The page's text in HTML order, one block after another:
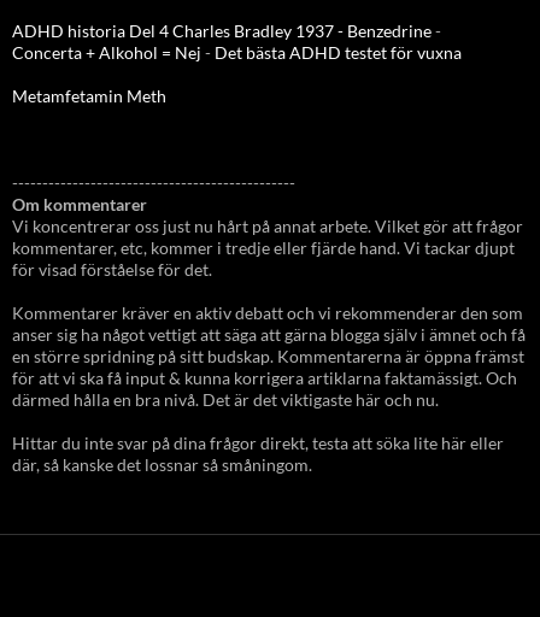
ADHD historia Del 4 Charles Bradley 1937 - Benzedrine-
Concerta + Alkohol = Nej - Det bästa ADHD testet för vuxna
Metamfetamin Meth
-----------------------------------------------
Om kommentarer
Vi koncentrerar oss just nu hårt på annat arbete. Vilket gör att frågor
kommentarer, etc, kommer i tredje eller fjärde hand. Vi tackar djupt
för visad förståelse för det.
Kommentarer kräver en aktiv debatt och vi rekommenderar den som
anser sig ha något vettigt att säga att gärna blogga själv i ämnet och få
en större spridning på sitt budskap. Kommentarerna är öppna främst
för att vi ska få input & kunna korrigera artiklarna faktamässigt. Och
därmed hålla en bra nivå. Det är det viktigaste här och nu.
Hittar du inte svar på dina frågor direkt, testa att söka lite här eller
där, så kanske det lossnar så småningom.